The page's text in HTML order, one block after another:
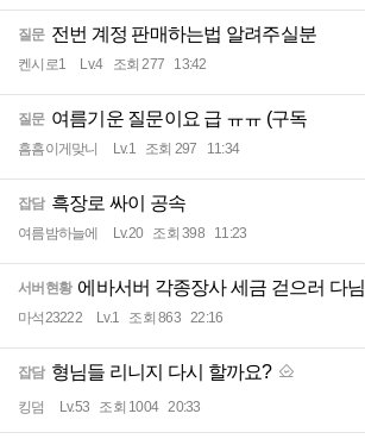
질문 전번 계정 판매하는법 알려주실분
켄시로1 Lv.4 조회 277 13:42
질문 여름기운 질문이요 급 ㅠㅠ (구독
흠흠이게맞니 Lv.1 조회 297 11:34
잡담 흑장로 싸이 공속
여름밤하늘에 Lv.20 조회 398 11:23
서버현황 에바서버 각종장사 세금 걷으러 다님
마석23222 Lv.1 조회 863 22:16
잡담 형님들 리니지 다시 할까요?
킹덤 Lv.53 조회 1004 20:33